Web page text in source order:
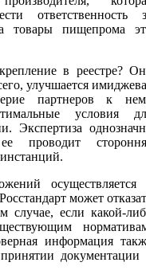
ответственность
товары пищепрома
в реестре?
улучшается
партнеров к
условия
Экспертиза
проводит
осуществляется
может
случае, если какой-
информация
документации